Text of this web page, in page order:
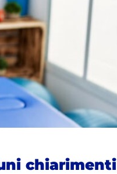
chiarimenti